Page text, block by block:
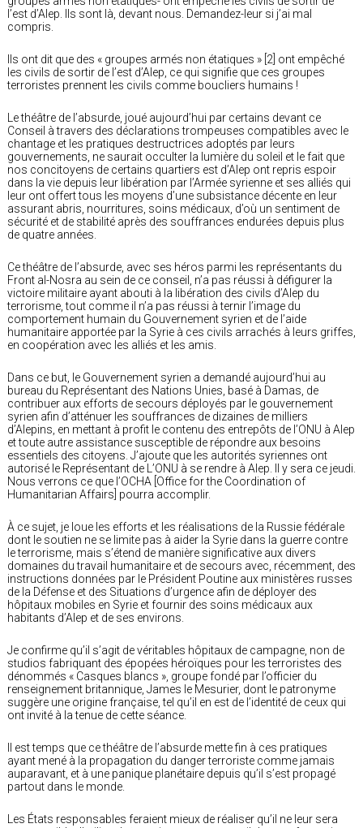
l’est d’Alep. Ils sont là, devant nous. Demandez-leur si j’ai mal
compris.
Ils ont dit que des « groupes armés non étatiques » [2] ont empêché
les civils de sortir de l’est d’Alep, ce qui signifie que ces groupes
terroristes prennent les civils comme boucliers humains !
Le théâtre de l’absurde, joué aujourd’hui par certains devant ce
Conseil à travers des déclarations trompeuses compatibles avec le
chantage et les pratiques destructrices adoptés par leurs
gouvernements, ne saurait occulter la lumière du soleil et le fait que
nos concitoyens de certains quartiers est d’Alep ont repris espoir
dans la vie depuis leur libération par l’Armée syrienne et ses alliés qui
leur ont offert tous les moyens d’une subsistance décente en leur
assurant abris, nourritures, soins médicaux, d’où un sentiment de
sécurité et de stabilité après des souffrances endurées depuis plus
de quatre années.
Ce théâtre de l’absurde, avec ses héros parmi les représentants du
Front al-Nosra au sein de ce conseil, n’a pas réussi à défigurer la
victoire militaire ayant abouti à la libération des civils d’Alep du
terrorisme, tout comme il n’a pas réussi à ternir l’image du
comportement humain du Gouvernement syrien et de l’aide
humanitaire apportée par la Syrie à ces civils arrachés à leurs griffes,
en coopération avec les alliés et les amis.
Dans ce but, le Gouvernement syrien a demandé aujourd’hui au
bureau du Représentant des Nations Unies, basé à Damas, de
contribuer aux efforts de secours déployés par le gouvernement
syrien afin d’atténuer les souffrances de dizaines de milliers
d’Alepins, en mettant à profit le contenu des entrepôts de l’ONU à Alep
et toute autre assistance susceptible de répondre aux besoins
essentiels des citoyens. J’ajoute que les autorités syriennes ont
autorisé le Représentant de L’ONU à se rendre à Alep. Il y sera ce jeudi.
Nous verrons ce que l’OCHA [Office for the Coordination of
Humanitarian Affairs] pourra accomplir.
À ce sujet, je loue les efforts et les réalisations de la Russie fédérale
dont le soutien ne se limite pas à aider la Syrie dans la guerre contre
le terrorisme, mais s’étend de manière significative aux divers
domaines du travail humanitaire et de secours avec, récemment, des
instructions données par le Président Poutine aux ministères russes
de la Défense et des Situations d’urgence afin de déployer des
hôpitaux mobiles en Syrie et fournir des soins médicaux aux
habitants d’Alep et de ses environs.
Je confirme qu’il s’agit de véritables hôpitaux de campagne, non de
studios fabriquant des épopées héroïques pour les terroristes des
dénommés « Casques blancs », groupe fondé par l’officier du
renseignement britannique, James le Mesurier, dont le patronyme
suggère une origine française, tel qu’il en est de l’identité de ceux qui
ont invité à la tenue de cette séance.
Il est temps que ce théâtre de l’absurde mette fin à ces pratiques
ayant mené à la propagation du danger terroriste comme jamais
auparavant, et à une panique planétaire depuis qu’il s’est propagé
partout dans le monde.
Les États responsables feraient mieux de réaliser qu’il ne leur sera